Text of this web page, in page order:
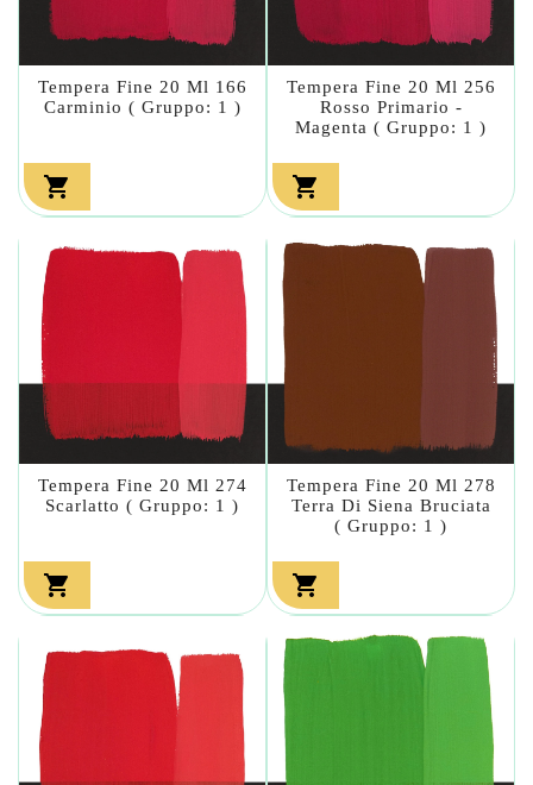
Tempera Fine 20 Ml 166
Carminio ( Gruppo: 1 )

Tempera Fine 20 Ml 256
Rosso Primario -
Magenta ( Gruppo: 1 )

Tempera Fine 20 Ml 274
Scarlatto ( Gruppo: 1 )

Tempera Fine 20 Ml 278
Terra Di Siena Bruciata
( Gruppo: 1 )
